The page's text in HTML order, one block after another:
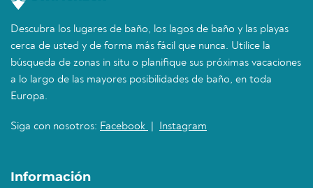
Descubra los lugares de baño, los lagos de baño y las playas
cerca de usted y de forma más fácil que nunca. Utilice la
búsqueda de zonas in situ o planifique sus próximas vacaciones
a lo largo de las mayores posibilidades de baño, en toda
Europa.
Siga con nosotros: Facebook Instagram
Información